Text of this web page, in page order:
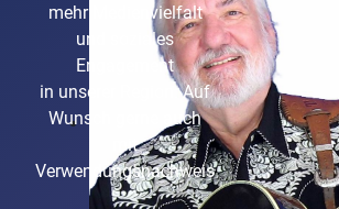
selbst "RADIOAKTIV"
mehr Medienvielfalt
und soziales
Engagement
in unserer Region. Auf
Wunsch gerne auch
mit
Verwendungsnachweis